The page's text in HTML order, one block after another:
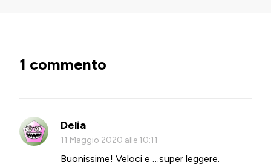
1 commento
Delia
11 Maggio 2020 alle 10:11
Buonissime! Veloci e …super leggere.